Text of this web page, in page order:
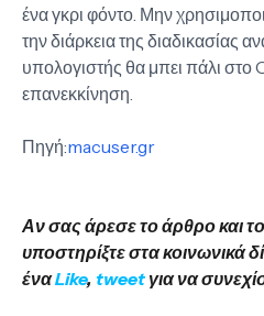
ένα γκρι φόντο. Μην
την διάρκεια της διαδικασίας
υπολογιστής θα μπει πάλι στο
επανεκκίνηση.
Πηγή:macuser.gr
Αν σας άρεσε το άρθρο και
υποστηρίξτε στα κοινωνικά
έναLike, tweet για να